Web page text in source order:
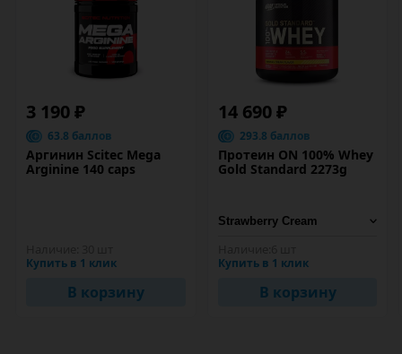
3 190 ₽
63.8 баллов
Аргинин Scitec Mega
Arginine 140 caps
Купить в 1 клик
В корзину
14 690 ₽
293.8 баллов
Протеин ON 100% Whey
Gold Standard 2273g
Купить в 1 клик
В корзину